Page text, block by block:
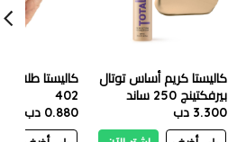
كاليستا كريم أساس توتال
بيرفكتينج 250 ساند
3.300 دب
كاليستا طلاء
402
0.880 دب